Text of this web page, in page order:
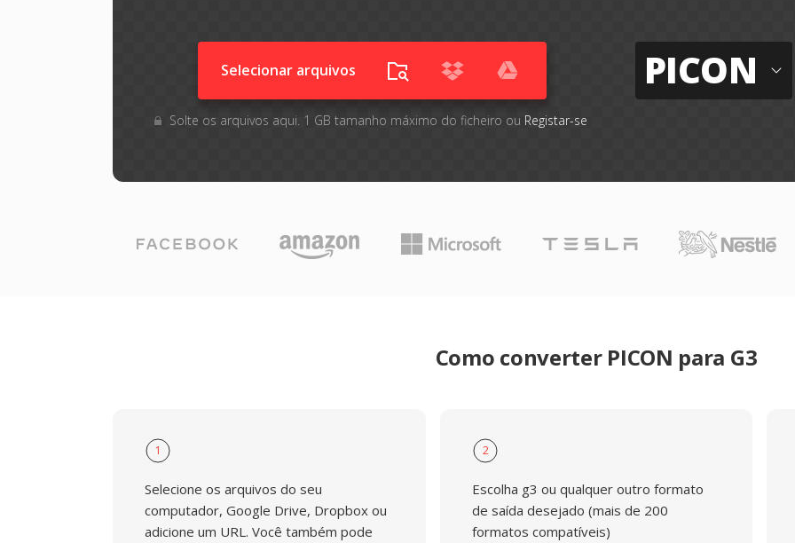
Selecionar arquivos
Solte os arquivos aqui. 1 GB tamanho máximo do ficheiro ou Registar-se
PICON
Como converter PICON para G3
1
Selecione os arquivos do seu
computador, Google Drive, Dropbox ou
adicione um URL. Você também pode
2
Escolha g3 ou qualquer outro formato
de saída desejado (mais de 200
formatos compatíveis)